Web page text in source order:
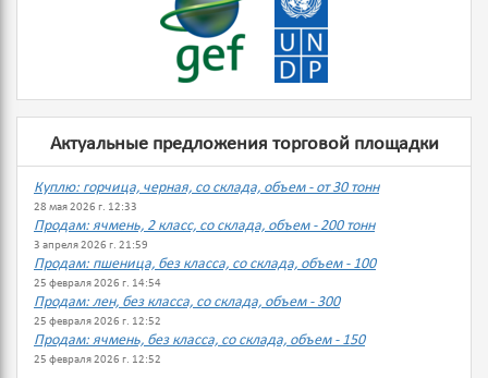
Актуальные предложения торговой площадки
Куплю: горчица, черная, со склада, объем - от 30 тонн
28 мая 2026 г. 12:33
Продам: ячмень, 2 класс, со склада, объем - 200 тонн
3 апреля 2026 г. 21:59
Продам: пшеница, без класса, со склада, объем - 100
25 февраля 2026 г. 14:54
Продам: лен, без класса, со склада, объем - 300
25 февраля 2026 г. 12:52
Продам: ячмень, без класса, со склада, объем - 150
25 февраля 2026 г. 12:52